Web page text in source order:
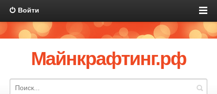
Войти
Майнкрафтинг.рф